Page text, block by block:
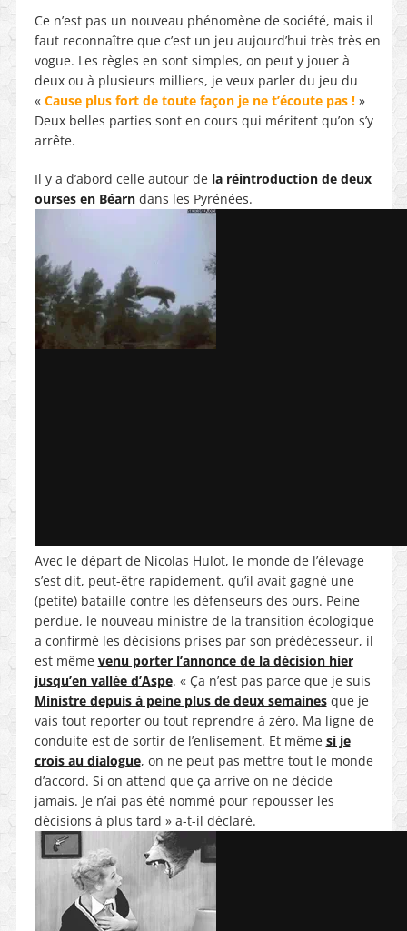
Ce n’est pas un nouveau phénomène de société, mais il
faut reconnaître que c’est un jeu aujourd’hui très très en
vogue. Les règles en sont simples, on peut y jouer à
deux ou à plusieurs milliers, je veux parler du jeu du
« Cause plus fort de toute façon je ne t’écoute pas ! »
Deux belles parties sont en cours qui méritent qu’on s’y
arrête.
Il y a d’abord celle autour de la réintroduction de deux
ourses en Béarndans les Pyrénées.
Avec le départ de Nicolas Hulot, le monde de l’élevage
s’est dit, peut-être rapidement, qu’il avait gagné une
(petite) bataille contre les défenseurs des ours. Peine
perdue, le nouveau ministre de la transition écologique
a confirmé les décisions prises par son prédécesseur, il
est même venu porter l’annonce de la décision hier
jusqu’en vallée d’Aspe. « Ça n’est pas parce que je suis
Ministre depuis à peine plus de deux semainesque je
vais tout reporter ou tout reprendre à zéro. Ma ligne de
conduite est de sortir de l’enlisement. Et même si je
crois au dialogue, on ne peut pas mettre tout le monde
d’accord. Si on attend que ça arrive on ne décide
jamais. Je n’ai pas été nommé pour repousser les
décisions à plus tard » a-t-il déclaré.